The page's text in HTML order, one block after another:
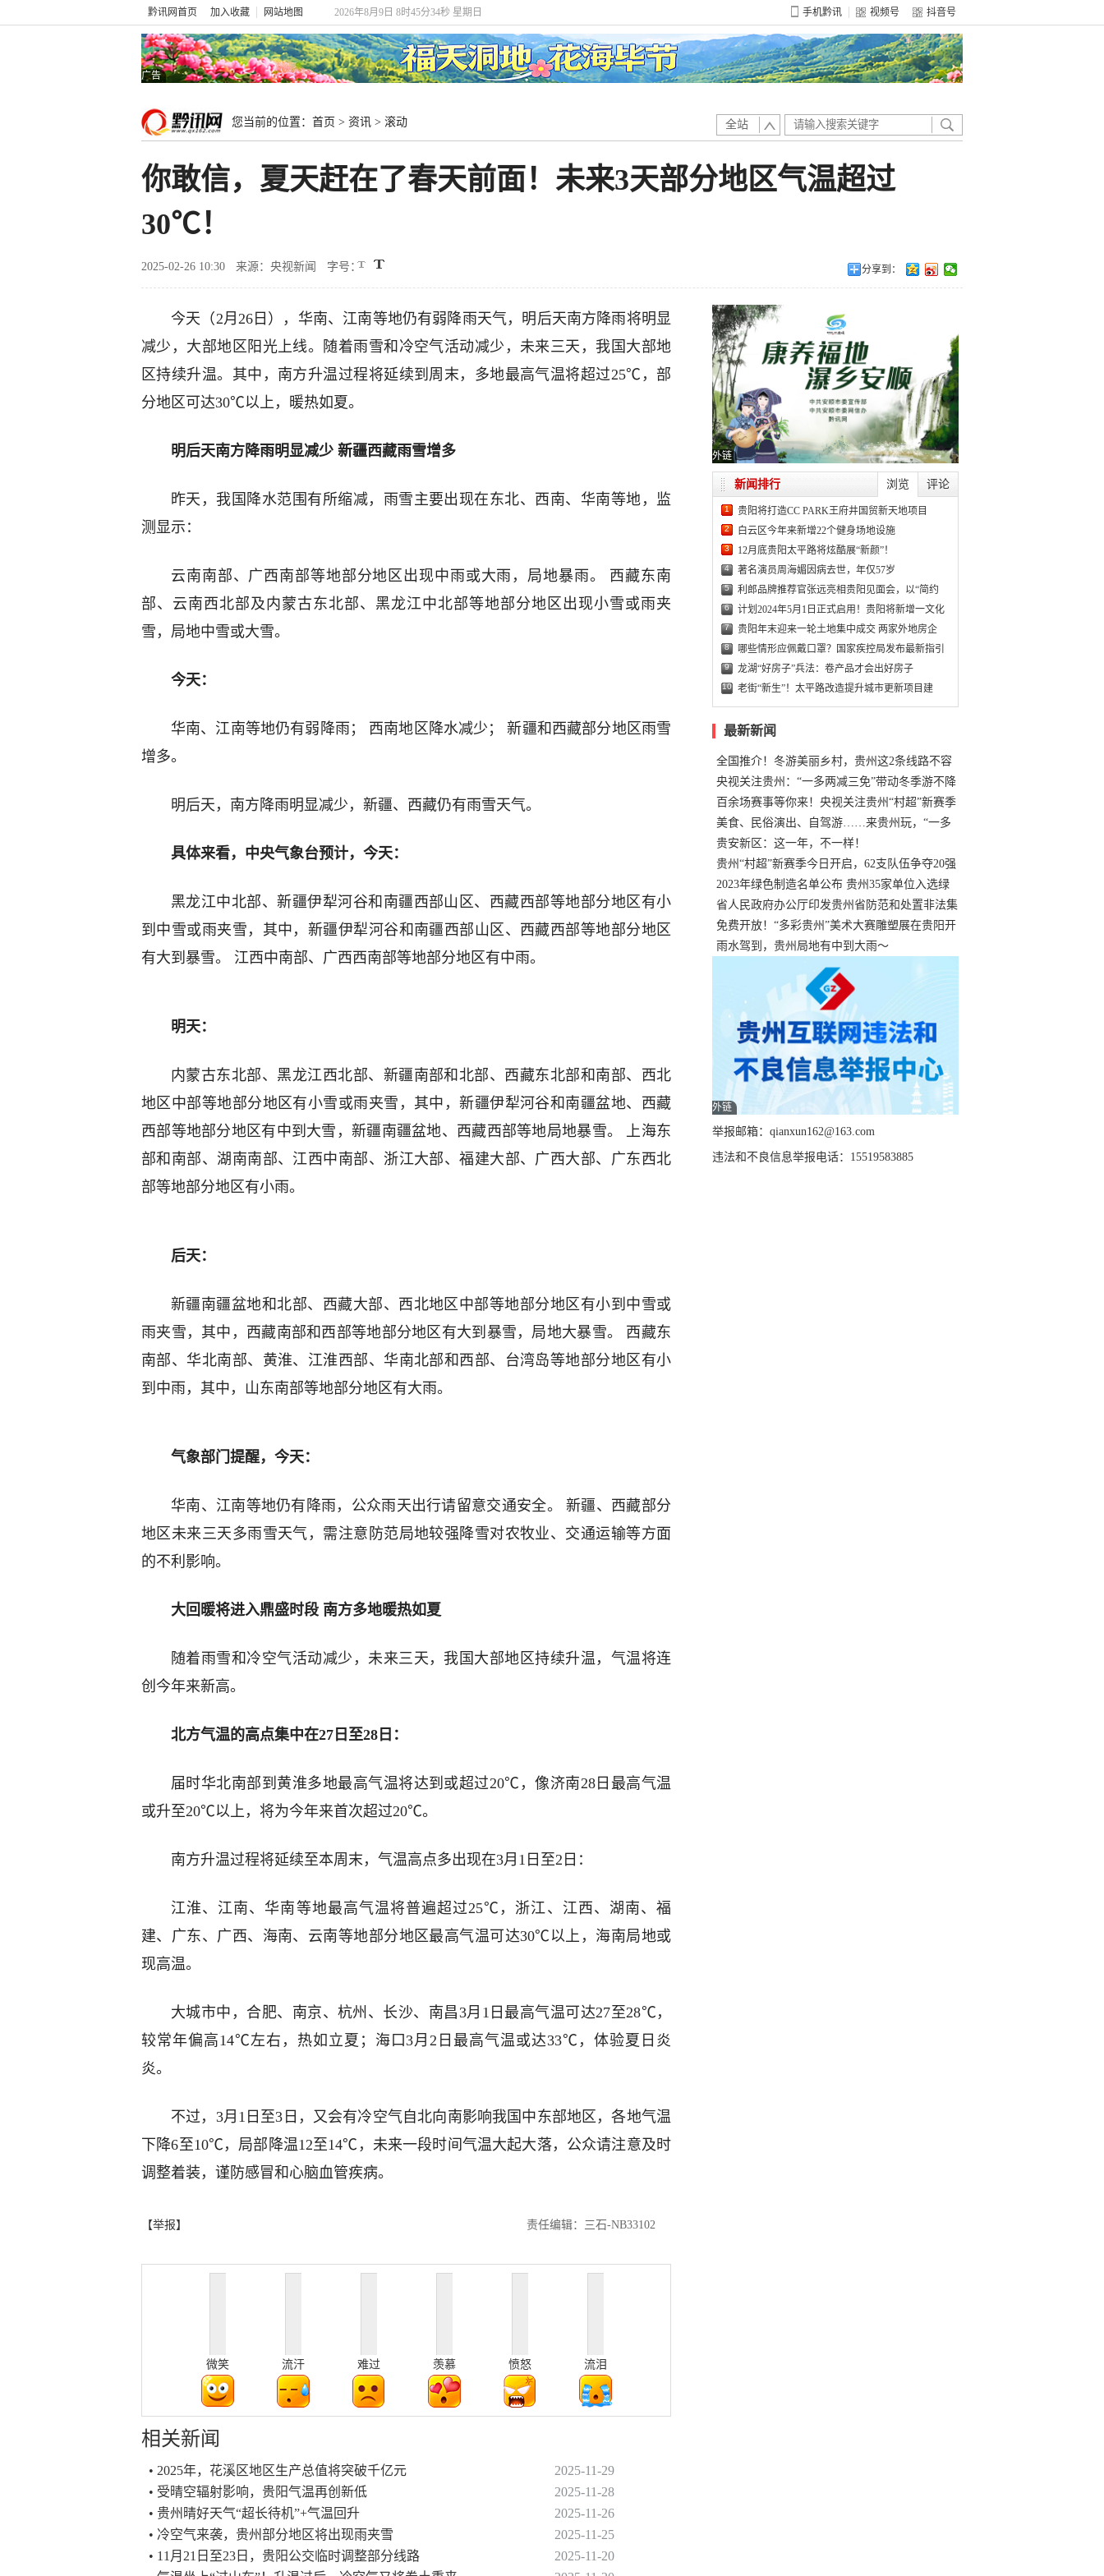
黔讯网首页 加入收藏 网站地图 2026年8月9日 8时45分35秒 星期日 手机黔讯 视频号 抖音号
广告
您当前的位置： 首页 > 资讯 > 滚动 全站
你敢信，夏天赶在了春天前面！未来3天部分地区气温超过
30℃！
2025-02-26 10:30 来源：央视新闻 字号： 分享到：
今天（2月26日），华南、江南等地仍有弱降雨天气，明后天南方降雨将明显
减少，大部地区阳光上线。随着雨雪和冷空气活动减少，未来三天，我国大部地
区持续升温。其中，南方升温过程将延续到周末，多地最高气温将超过25℃，部
分地区可达30℃以上，暖热如夏。
明后天南方降雨明显减少 新疆西藏雨雪增多
昨天，我国降水范围有所缩减，雨雪主要出现在东北、西南、华南等地，监
测显示：
云南南部、广西南部等地部分地区出现中雨或大雨，局地暴雨。 西藏东南
部、云南西北部及内蒙古东北部、黑龙江中北部等地部分地区出现小雪或雨夹
雪，局地中雪或大雪。
今天：
华南、江南等地仍有弱降雨； 西南地区降水减少； 新疆和西藏部分地区雨雪
增多。
明后天，南方降雨明显减少，新疆、西藏仍有雨雪天气。
具体来看，中央气象台预计，今天：
黑龙江中北部、新疆伊犁河谷和南疆西部山区、西藏西部等地部分地区有小
到中雪或雨夹雪，其中，新疆伊犁河谷和南疆西部山区、西藏西部等地部分地区
有大到暴雪。 江西中南部、广西西南部等地部分地区有中雨。
明天：
内蒙古东北部、黑龙江西北部、新疆南部和北部、西藏东北部和南部、西北
地区中部等地部分地区有小雪或雨夹雪，其中，新疆伊犁河谷和南疆盆地、西藏
西部等地部分地区有中到大雪，新疆南疆盆地、西藏西部等地局地暴雪。 上海东
部和南部、湖南南部、江西中南部、浙江大部、福建大部、广西大部、广东西北
部等地部分地区有小雨。
后天：
新疆南疆盆地和北部、西藏大部、西北地区中部等地部分地区有小到中雪或
雨夹雪，其中，西藏南部和西部等地部分地区有大到暴雪，局地大暴雪。 西藏东
南部、华北南部、黄淮、江淮西部、华南北部和西部、台湾岛等地部分地区有小
到中雨，其中，山东南部等地部分地区有大雨。
气象部门提醒，今天：
华南、江南等地仍有降雨，公众雨天出行请留意交通安全。 新疆、西藏部分
地区未来三天多雨雪天气，需注意防范局地较强降雪对农牧业、交通运输等方面
的不利影响。
大回暖将进入鼎盛时段 南方多地暖热如夏
随着雨雪和冷空气活动减少，未来三天，我国大部地区持续升温，气温将连
创今年来新高。
北方气温的高点集中在27日至28日：
届时华北南部到黄淮多地最高气温将达到或超过20℃，像济南28日最高气温
或升至20℃以上，将为今年来首次超过20℃。
南方升温过程将延续至本周末，气温高点多出现在3月1日至2日：
江淮、江南、华南等地最高气温将普遍超过25℃，浙江、江西、湖南、福
建、广东、广西、海南、云南等地部分地区最高气温可达30℃以上，海南局地或
现高温。
大城市中，合肥、南京、杭州、长沙、南昌3月1日最高气温可达27至28℃，
较常年偏高14℃左右，热如立夏；海口3月2日最高气温或达33℃，体验夏日炎
炎。
不过，3月1日至3日，又会有冷空气自北向南影响我国中东部地区，各地气温
下降6至10℃，局部降温12至14℃，未来一段时间气温大起大落，公众请注意及时
调整着装，谨防感冒和心脑血管疾病。
【举报】 责任编辑：三石-NB33102
微笑 流汗 难过 羡慕 愤怒 流泪
相关新闻
• 2025年，花溪区地区生产总值将突破千亿元
2025-11-29
• 受晴空辐射影响，贵阳气温再创新低
2025-11-28
• 贵州晴好天气“超长待机”+气温回升
2025-11-26
• 冷空气来袭，贵州部分地区将出现雨夹雪
2025-11-25
• 11月21日至23日，贵阳公交临时调整部分线路
2025-11-20
外链
浏览 评论
新闻排行
1 贵阳将打造CC PARK王府井国贸新天地项目
2 白云区今年来新增22个健身场地设施
3 12月底贵阳太平路将炫酷展“新颜”！
4 著名演员周海媚因病去世，年仅57岁
5 利郎品牌推荐官张远亮相贵阳见面会，以“简约
6 计划2024年5月1日正式启用！贵阳将新增一文化
7 贵阳年末迎来一轮土地集中成交 两家外地房企
8 哪些情形应佩戴口罩？国家疾控局发布最新指引
9 龙湖“好房子”兵法：卷产品才会出好房子
10 老街“新生”！太平路改造提升城市更新项目建
最新新闻
全国推介！冬游美丽乡村，贵州这2条线路不容
错过
央视关注贵州：“一多两减三免”带动冬季游不降
温
百余场赛事等你来！央视关注贵州“村超”新赛季
正式“打响”
美食、民俗演出、自驾游……来贵州玩，“一多
两减三免”！
贵安新区：这一年，不一样！
贵州“村超”新赛季今日开启，62支队伍争夺20强
名额
2023年绿色制造名单公布 贵州35家单位入选绿
色工厂
省人民政府办公厅印发贵州省防范和处置非法集
资工作实施细则
免费开放！“多彩贵州”美术大赛雕塑展在贵阳开
展，持续至1月19日
雨水驾到，贵州局地有中到大雨～
外链
举报邮箱：qianxun162@163.com
违法和不良信息举报电话：15519583885